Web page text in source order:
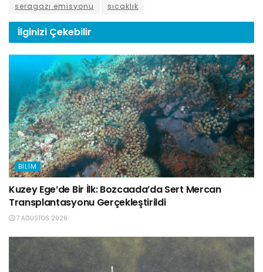
seragazı emisyonu
sıcaklık
İlginizi Çekebilir
BILIM
Kuzey Ege’de Bir İlk: Bozcaada’da Sert Mercan
Transplantasyonu Gerçekleştirildi
7 AĞUSTOS 2026